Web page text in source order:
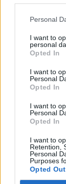
Personal
I want to
personal
Opted In
I want to
Personal
Opted In
I want to
Personal
Opted In
I want to
Retention,
Personal
Purposes
Opted Out